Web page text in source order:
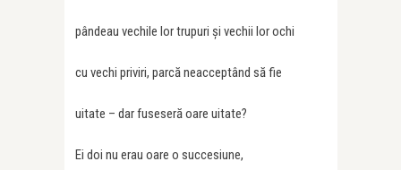
pândeau vechile lor trupuri și vechii lor ochi
cu vechi priviri, parcă neacceptând să fie
uitate – dar fuseseră oare uitate?
Ei doi nu erau oare o succesiune,